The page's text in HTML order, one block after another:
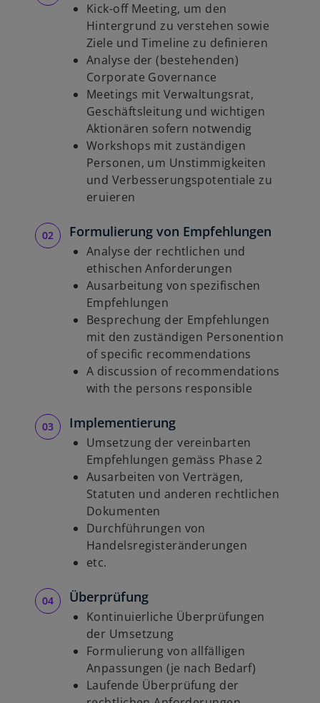
Kick-off Meeting, um den
Hintergrund zu verstehen sowie
Ziele und Timeline zu definieren
Analyse der (bestehenden)
Corporate Governance
Meetings mit Verwaltungsrat,
Geschäftsleitung und wichtigen
Aktionären sofern notwendig
Workshops mit zuständigen
Personen, um Unstimmigkeiten
und Verbesserungspotentiale zu
eruieren
Formulierung von Empfehlungen
Analyse der rechtlichen und
ethischen Anforderungen
Ausarbeitung von spezifischen
Empfehlungen
Besprechung der Empfehlungen
mit den zuständigen Personention
of specific recommendations
A discussion of recommendations
with the persons responsible
Implementierung
Umsetzung der vereinbarten
Empfehlungen gemäss Phase 2
Ausarbeiten von Verträgen,
Statuten und anderen rechtlichen
Dokumenten
Durchführungen von
Handelsregisteränderungen
etc.
Überprüfung
Kontinuierliche Überprüfungen
der Umsetzung
Formulierung von allfälligen
Anpassungen (je nach Bedarf)
Laufende Überprüfung der